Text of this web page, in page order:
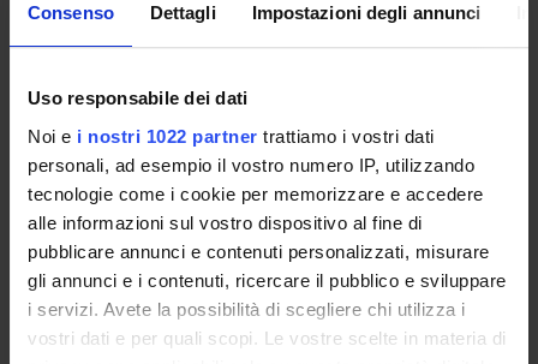
Consenso Dettagli Impostazioni degli annunci
Uso responsabile dei dati
Noi e i nostri 1022 partner trattiamo i vostri dati
personali, ad esempio il vostro numero IP, utilizzando
tecnologie come i cookie per memorizzare e accedere
alle informazioni sul vostro dispositivo al fine di
pubblicare annunci e contenuti personalizzati, misurare
gli annunci e i contenuti, ricercare il pubblico e sviluppare
i servizi. Avete la possibilità di scegliere chi utilizza i
vostri dati e per quali scopi. Le vostre scelte in materia di
Secretary's Office for Post-graduate Courses
Location
Law
Macro area
Law and Economics
Subject area
Law